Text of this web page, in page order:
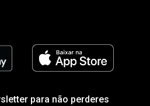
para não perderes